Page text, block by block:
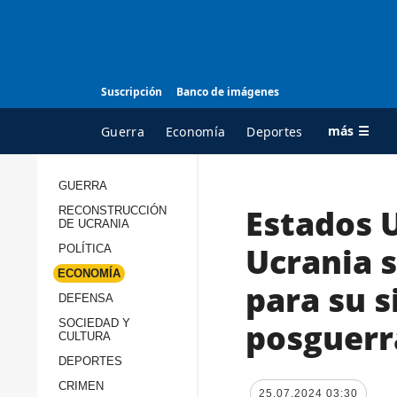
Suscripción Banco de imágenes
Guerra Economía Deportes más ☰
TODAS LAS
Reconstrucción de
GUERRA
RECONSTRUCCIÓN
DE UCRANIA
POLÍTICA
ECONOMÍA
DEFENSA
SOCIEDAD Y
CULTURA
DEPORTES
CRIMEN
Estados
Ucrania
para su
25.07.2024 03:30